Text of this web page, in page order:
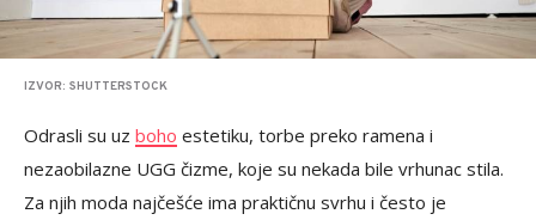
IZVOR: SHUTTERSTOCK
Odrasli su uz boho estetiku, torbe preko ramena i
nezaobilazne UGG čizme, koje su nekada bile vrhunac stila.
Za njih moda najčešće ima praktičnu svrhu i često je